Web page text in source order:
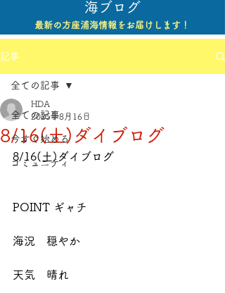
海ブログ
最新の方座浦海情報をお届けします！
記事
全ての記事
今すぐ始める
コミュニティ
全ての記事
8/16(土)ダイブログ
HDA
2025年8月16日
8/16(土)ダイブログ
POINT ギャチ
海況　穏やか
天気　晴れ